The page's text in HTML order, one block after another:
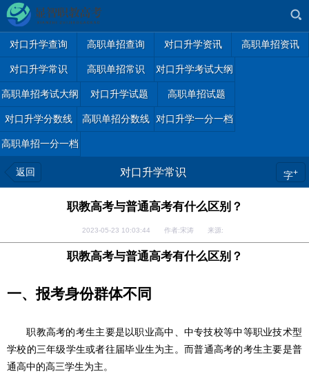
对口升学查询 高职单招查询 对口升学资讯 高职单招资讯
对口升学常识 高职单招常识 对口升学考试大纲
高职单招考试大纲 对口升学试题 高职单招试题
对口升学分数线 高职单招分数线 对口升学一分一档
高职单招一分一档
返回 对口升学常识 字+
职教高考与普通高考有什么区别？
2023-05-23 10:03:44 作者:宋涛 来源:
职教高考与普通高考有什么区别？
一、报考身份群体不同
职教高考的考生主要是以职业高中、中专技校等中等职业技术型
学校的三年级学生或者往届毕业生为主。而普通高考的考生主要是普
通高中的高三学生为主。